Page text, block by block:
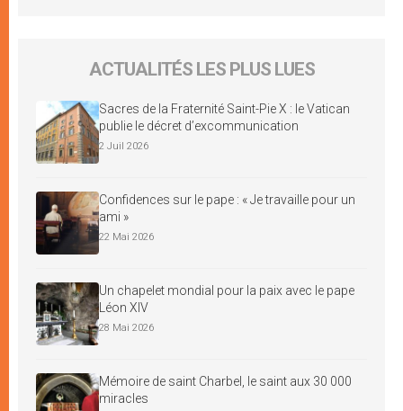
ACTUALITÉS LES PLUS LUES
Sacres de la Fraternité Saint-Pie X : le Vatican
publie le décret d’excommunication
2 Juil 2026
Confidences sur le pape : « Je travaille pour un
ami »
22 Mai 2026
Un chapelet mondial pour la paix avec le pape
Léon XIV
28 Mai 2026
Mémoire de saint Charbel, le saint aux 30 000
miracles